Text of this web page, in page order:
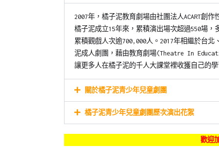
2007年，橘子泥教育劇場由社團法人ACART創
橘子泥成立15年來，累積演出場次超過550場
累積觀戲人次逾700,000人。2017年相繼於台
泥成人劇團，藉由教育劇場(Theatre In
讓更多人在橘子泥的千人大課堂裡收獲自己的
關於橘子泥青少年兒童劇團
橘子泥青少年兒童劇團歷次演出花絮
歡迎